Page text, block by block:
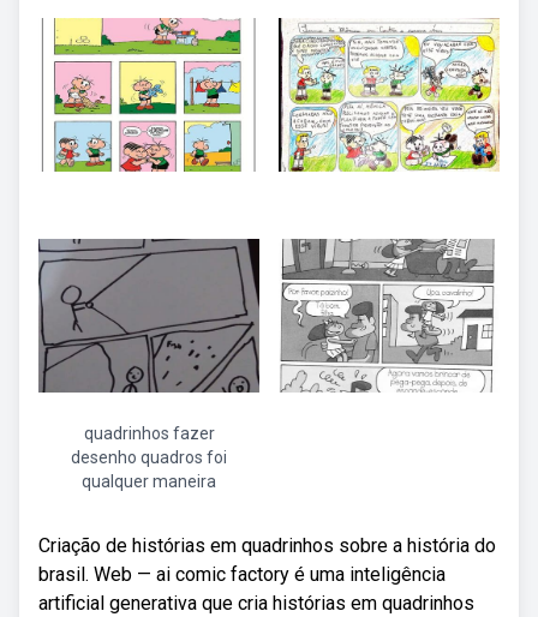
quadrinhos fazer
desenho quadros foi
qualquer maneira
Criação de histórias em quadrinhos sobre a história do
brasil. Web — ai comic factory é uma inteligência
artificial generativa que cria histórias em quadrinhos